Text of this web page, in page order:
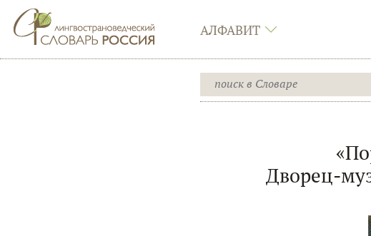
АЛФАВИТ
Дворец-